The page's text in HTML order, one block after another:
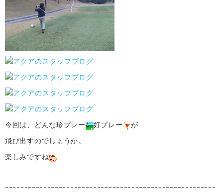
今回は、どんな珍プレー 好プレー
が
飛び出すのでしょうか。
楽しみですね
ｰｰｰｰｰｰｰｰｰｰｰｰｰｰｰｰｰｰｰｰｰｰｰｰｰｰｰｰｰｰｰｰｰｰｰｰｰｰｰｰｰｰｰｰｰｰｰｰｰｰｰｰｰｰｰ